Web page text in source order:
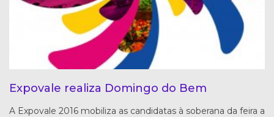
Expovale realiza Domingo do Bem
A Expovale 2016 mobiliza as candidatas à soberana da feira a